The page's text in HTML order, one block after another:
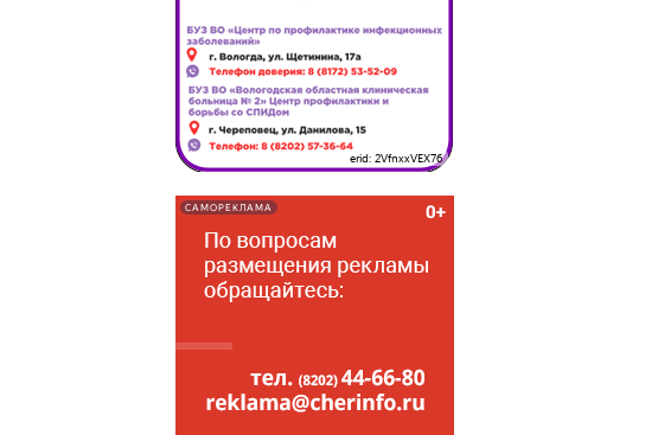
erid: 2VfnxxVEX76
САМОРЕКЛАМА